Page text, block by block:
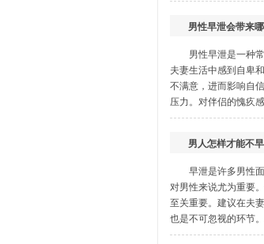
男性早泄会带来
男性早泄是一种
夫妻生活中感到自卑
不满意，进而影响自
压力。对伴侣的愧疚
男人怎样才能不
早泄是许多男性
对男性来说尤为重要
至关重要。建议在夫
也是不可忽视的环节